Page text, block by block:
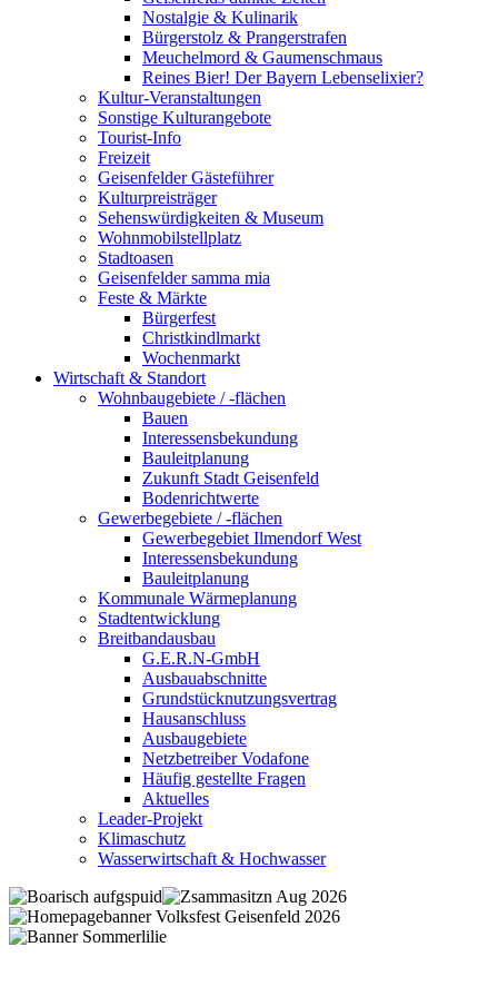
Nostalgie & Kulinarik
Bürgerstolz & Prangerstrafen
Meuchelmord & Gaumenschmaus
Reines Bier! Der Bayern Lebenselixier?
Kultur-Veranstaltungen
Sonstige Kulturangebote
Tourist-Info
Freizeit
Geisenfelder Gästeführer
Kulturpreisträger
Sehenswürdigkeiten & Museum
Wohnmobilstellplatz
Stadtoasen
Geisenfelder samma mia
Feste & Märkte
Bürgerfest
Christkindlmarkt
Wochenmarkt
Wirtschaft & Standort
Wohnbaugebiete / -flächen
Bauen
Interessensbekundung
Bauleitplanung
Zukunft Stadt Geisenfeld
Bodenrichtwerte
Gewerbegebiete / -flächen
Gewerbegebiet Ilmendorf West
Interessensbekundung
Bauleitplanung
Kommunale Wärmeplanung
Stadtentwicklung
Breitbandausbau
G.E.R.N-GmbH
Ausbauabschnitte
Grundstücknutzungsvertrag
Hausanschluss
Ausbaugebiete
Netzbetreiber Vodafone
Häufig gestellte Fragen
Aktuelles
Leader-Projekt
Klimaschutz
Wasserwirtschaft & Hochwasser